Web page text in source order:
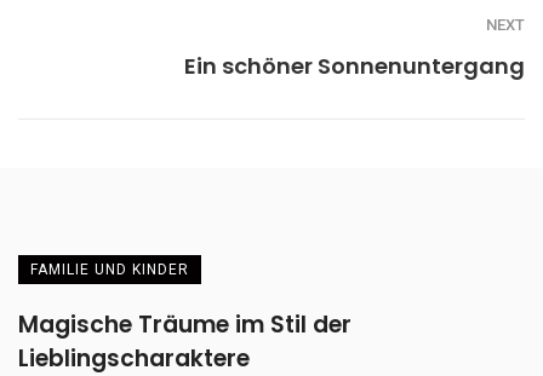
NEXT
Ein schöner Sonnenuntergang
FAMILIE UND KINDER
Magische Träume im Stil der
Lieblingscharaktere